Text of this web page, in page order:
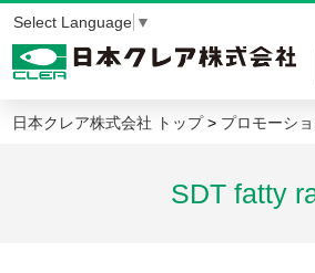
Select Language ▼
日本クレア株式会社 トップ> プロモーシ
SDT fatty